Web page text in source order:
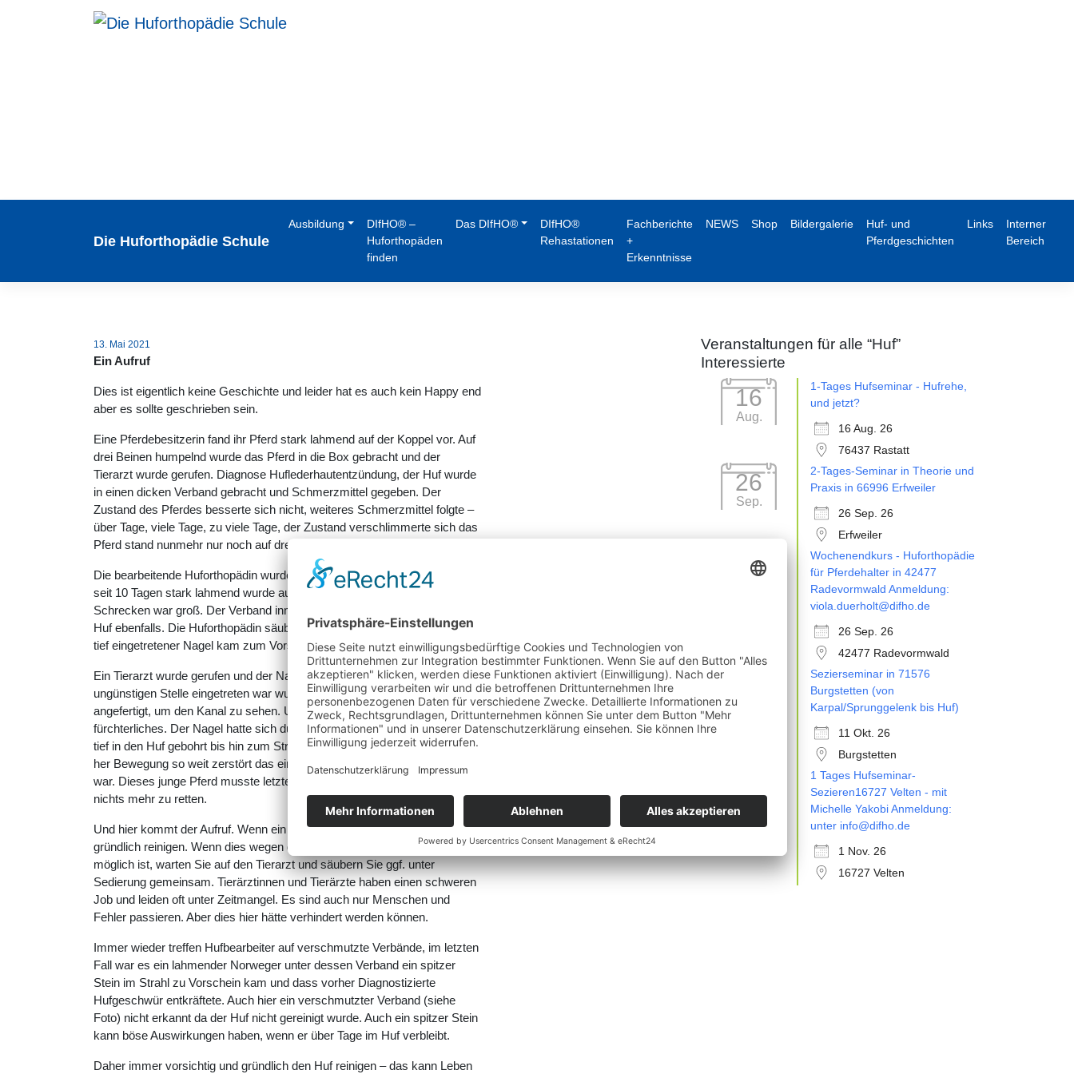
Die Huforthopädie Schule
Ausbildung
DIfHO® –
Huforthopäden
finden
Das DIfHO®
DIfHO®
Rehastationen
Fachberichte
+
Erkenntnisse
NEWS Shop Bildergalerie
Huf- und
Pferdgeschichten
Links
Interner
Bereich
13. Mai 2021
Ein Aufruf
Dies ist eigentlich keine Geschichte und leider hat es auch kein Happy end
aber es sollte geschrieben sein.
Eine Pferdebesitzerin fand ihr Pferd stark lahmend auf der Koppel vor. Auf
drei Beinen humpelnd wurde das Pferd in die Box gebracht und der
Tierarzt wurde gerufen. Diagnose Huflederhautentzündung, der Huf wurde
in einen dicken Verband gebracht und Schmerzmittel gegeben. Der
Zustand des Pferdes besserte sich nicht, weiteres Schmerzmittel folgte –
über Tage, viele Tage, zu viele Tage, der Zustand verschlimmerte sich das
Pferd stand nunmehr nur noch auf drei Beinen.
Die bearbeitende Huforthopädin wurde dazu gerufen das Pferd mittlerweile
seit 10 Tagen stark lahmend wurde aus dem Verband geholt und der
Schrecken war groß. Der Verband innen total verdreckt, auch mit Mist, der
Huf ebenfalls. Die Huforthopädin säuberte vorsichtig den Huf und ein sehr
tief eingetretener Nagel kam zum Vorschein.
Ein Tierarzt wurde gerufen und der Nagel entfernt. Da er aber an einer sehr
ungünstigen Stelle eingetreten war wurden umgehend Röntgenbilder
angefertigt, um den Kanal zu sehen. Und hier offenbarte sich
fürchterliches. Der Nagel hatte sich durch die Bewegungen des Pferdes
tief in den Huf gebohrt bis hin zum Strahlbein und dieses durch die hin und
her Bewegung so weit zerstört das eine Genesung unmöglich geworden
war. Dieses junge Pferd musste letztendlich eingeschläfert werden. Es war
nichts mehr zu retten.
Und hier kommt der Aufruf. Wenn ein Pferd lahmt, bitte immer den Huf
gründlich reinigen. Wenn dies wegen der Schmerzen des Tieres nicht
möglich ist, warten Sie auf den Tierarzt und säubern Sie ggf. unter
Sedierung gemeinsam. Tierärztinnen und Tierärzte haben einen schweren
Job und leiden oft unter Zeitmangel. Es sind auch nur Menschen und
Fehler passieren. Aber dies hier hätte verhindert werden können.
Immer wieder treffen Hufbearbeiter auf verschmutzte Verbände, im letzten
Fall war es ein lahmender Norweger unter dessen Verband ein spitzer
Stein im Strahl zu Vorschein kam und dass vorher Diagnostizierte
Hufgeschwür entkräftete. Auch hier ein verschmutzter Verband (siehe
Foto) nicht erkannt da der Huf nicht gereinigt wurde. Auch ein spitzer Stein
kann böse Auswirkungen haben, wenn er über Tage im Huf verbleibt.
Daher immer vorsichtig und gründlich den Huf reinigen – das kann Leben
Veranstaltungen für alle “Huf”
Interessierte
16
Aug.
1-Tages Hufseminar - Hufrehe,
und jetzt?
16 Aug. 26
76437 Rastatt
26
Sep.
2-Tages-Seminar in Theorie und
Praxis in 66996 Erfweiler
26 Sep. 26
Erfweiler
26
Wochenendkurs - Huforthopädie
für Pferdehalter in 42477
Radevormwald Anmeldung:
viola.duerholt@difho.de
26 Sep. 26
42477 Radevormwald
Sezierseminar in 71576
Burgstetten (von
Karpal/Sprunggelenk bis Huf)
11 Okt. 26
Burgstetten
Nov.
1 Tages Hufseminar-
Sezieren16727 Velten - mit
Michelle Yakobi Anmeldung:
unter info@difho.de
1 Nov. 26
16727 Velten